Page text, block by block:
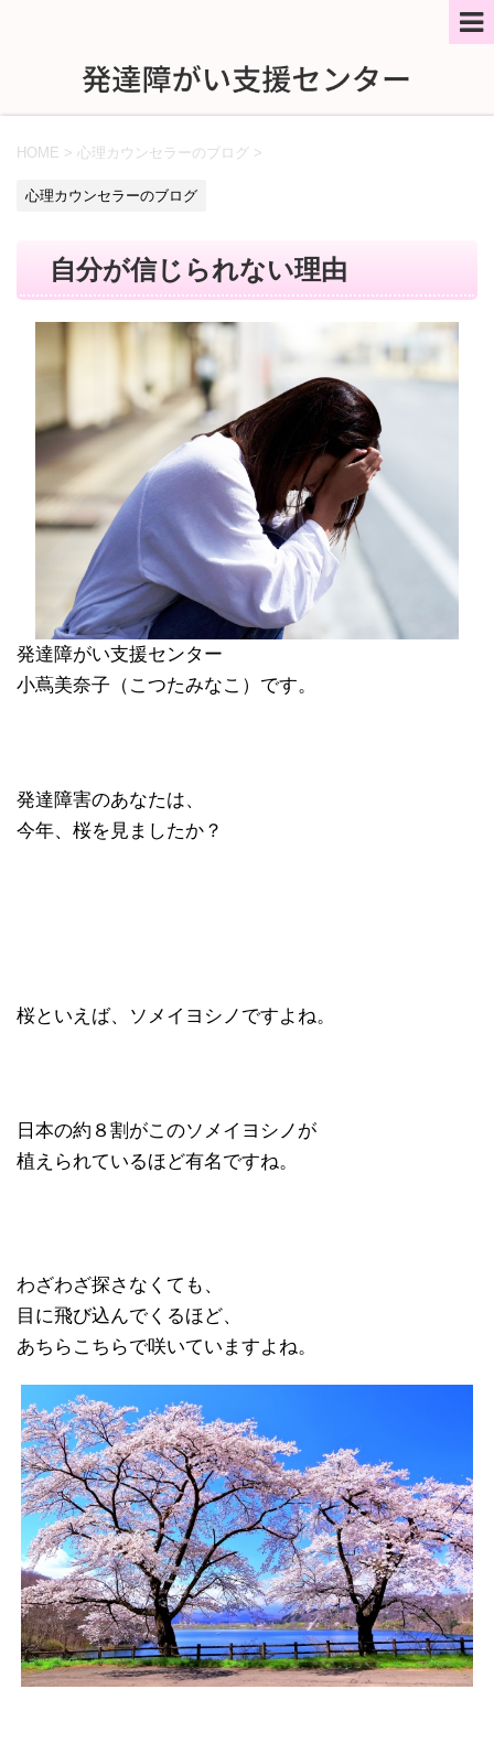
HOME > 心理カウンセラーのブログ >
心理カウンセラーのブログ
自分が信じられない理由
発達障がい支援センター
小蔦美奈子（こつたみなこ）です。
発達障害のあなたは、
今年、桜を見ましたか？
桜といえば、ソメイヨシノですよね。
日本の約８割がこのソメイヨシノが
植えられているほど有名ですね。
わざわざ探さなくても、
目に飛び込んでくるほど、
あちらこちらで咲いていますよね。